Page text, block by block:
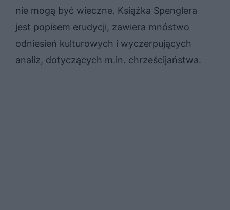
nie mogą być wieczne. Książka Spenglera
jest popisem erudycji, zawiera mnóstwo
odniesień kulturowych i wyczerpujących
analiz, dotyczących m.in. chrześcijaństwa.